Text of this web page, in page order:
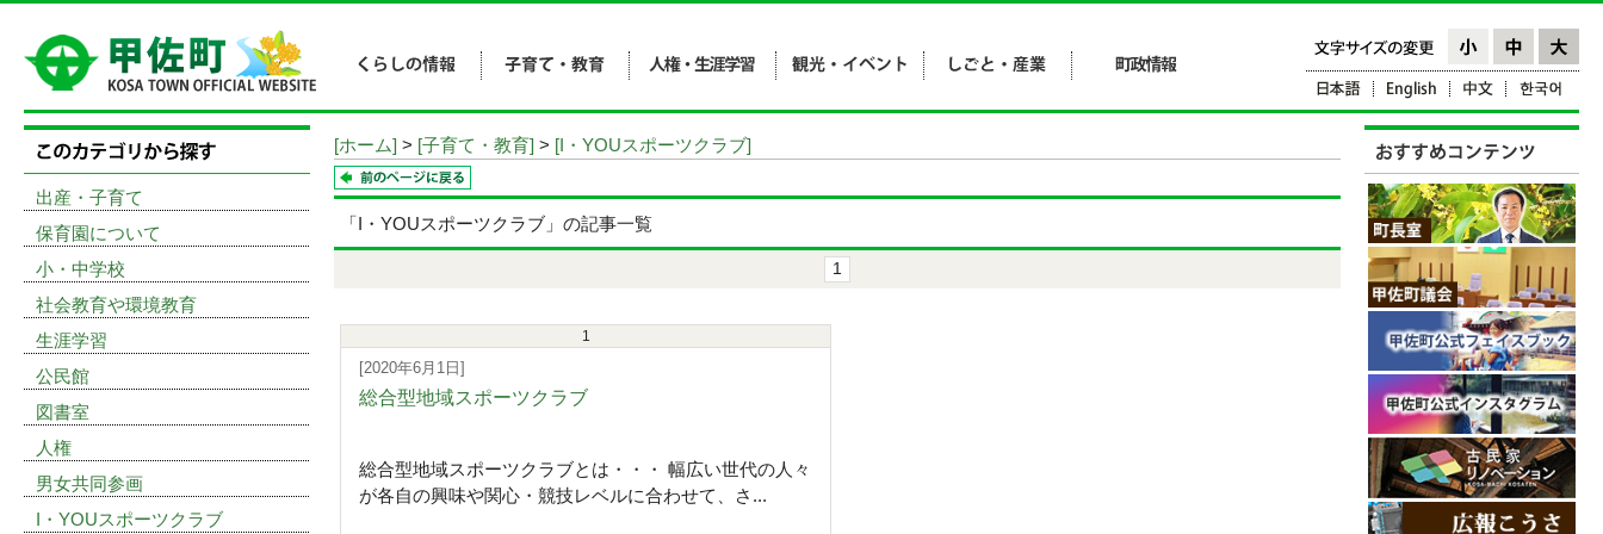
[ホーム] > [子育て・教育] > [I・YOUスポーツクラブ]
「I・YOUスポーツクラブ」の記事一覧
1
1
[2020年6月1日]
総合型地域スポーツクラブ
総合型地域スポーツクラブとは・・・ 幅広い世代の人々
が各自の興味や関心・競技レベルに合わせて、さ...
出産・子育て
保育園について
小・中学校
社会教育や環境教育
生涯学習
公民館
図書室
人権
男女共同参画
I・YOUスポーツクラブ